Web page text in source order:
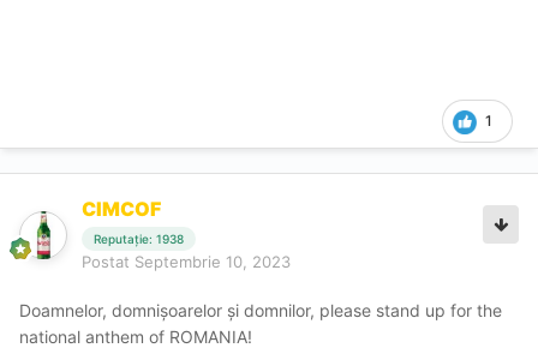
1
CIMCOF
Reputație: 1938
Postat Septembrie 10, 2023
Doamnelor, domnișoarelor și domnilor, please stand up for the
national anthem of ROMANIA!